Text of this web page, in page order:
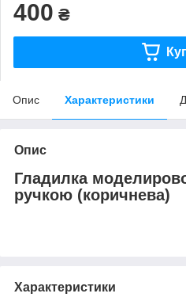
400 ₴
Опис Характеристики
Опис
Гладилка
ручкою (коричнева)
Характеристики